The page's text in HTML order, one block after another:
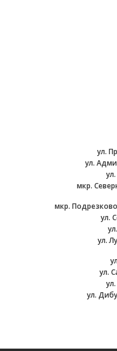
ул.
ул.
мкр.
мкр.
ул.
ул.
ул.
ул.